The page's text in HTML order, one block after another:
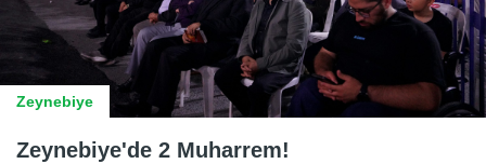
Zeynebiye
Zeynebiye'de 2 Muharrem!